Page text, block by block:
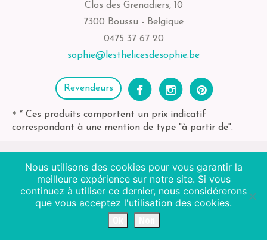
Clos des Grenadiers, 10
7300 Boussu - Belgique
0475 37 67 20
sophie@lesthelicesdesophie.be
Revendeurs
* * Ces produits comportent un prix indicatif
correspondant à une mention de type "à partir de".
2026 Les Thélices de Sophie | BE-bio-03 Agriculture
Non EU
Octopix + WordPress = ❤
Nous utilisons des cookies pour vous garantir la
meilleure expérience sur notre site. Si vous
continuez à utiliser ce dernier, nous considérerons
que vous acceptez l'utilisation des cookies.